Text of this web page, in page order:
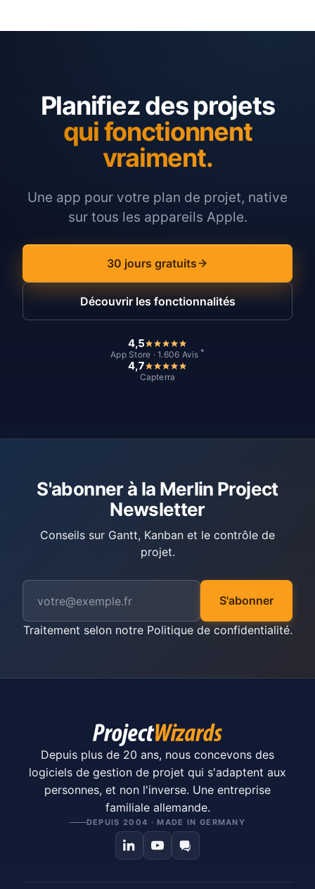
Planifiez des projets
qui fonctionnent
vraiment.
Une app pour votre plan de projet, native
sur tous les appareils Apple.
30 jours gratuits
Découvrir les fonctionnalités
4,5
App Store · 1.606 Avis *
4,7
Capterra
S'abonner à la Merlin Project
Newsletter
Conseils sur Gantt, Kanban et le contrôle de
projet.
S'abonner
Traitement selon notre Politique de confidentialité.
Depuis plus de 20 ans, nous concevons des
logiciels de gestion de projet qui s'adaptent aux
personnes, et non l'inverse. Une entreprise
familiale allemande.
DEPUIS 2004 · MADE IN GERMANY